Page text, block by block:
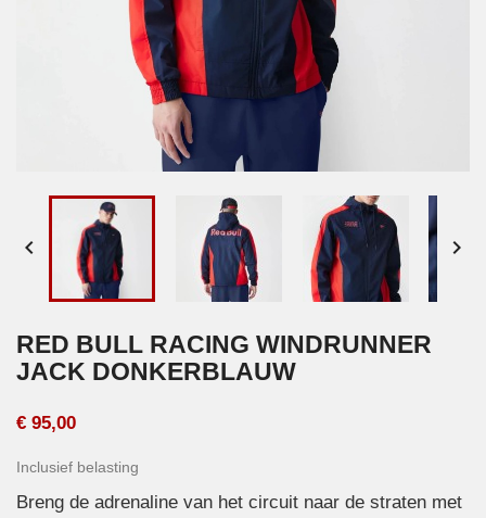
 
RED BULL RACING WINDRUNNER
JACK DONKERBLAUW
€ 95,00
Inclusief belasting
Breng de adrenaline van het circuit naar de straten met